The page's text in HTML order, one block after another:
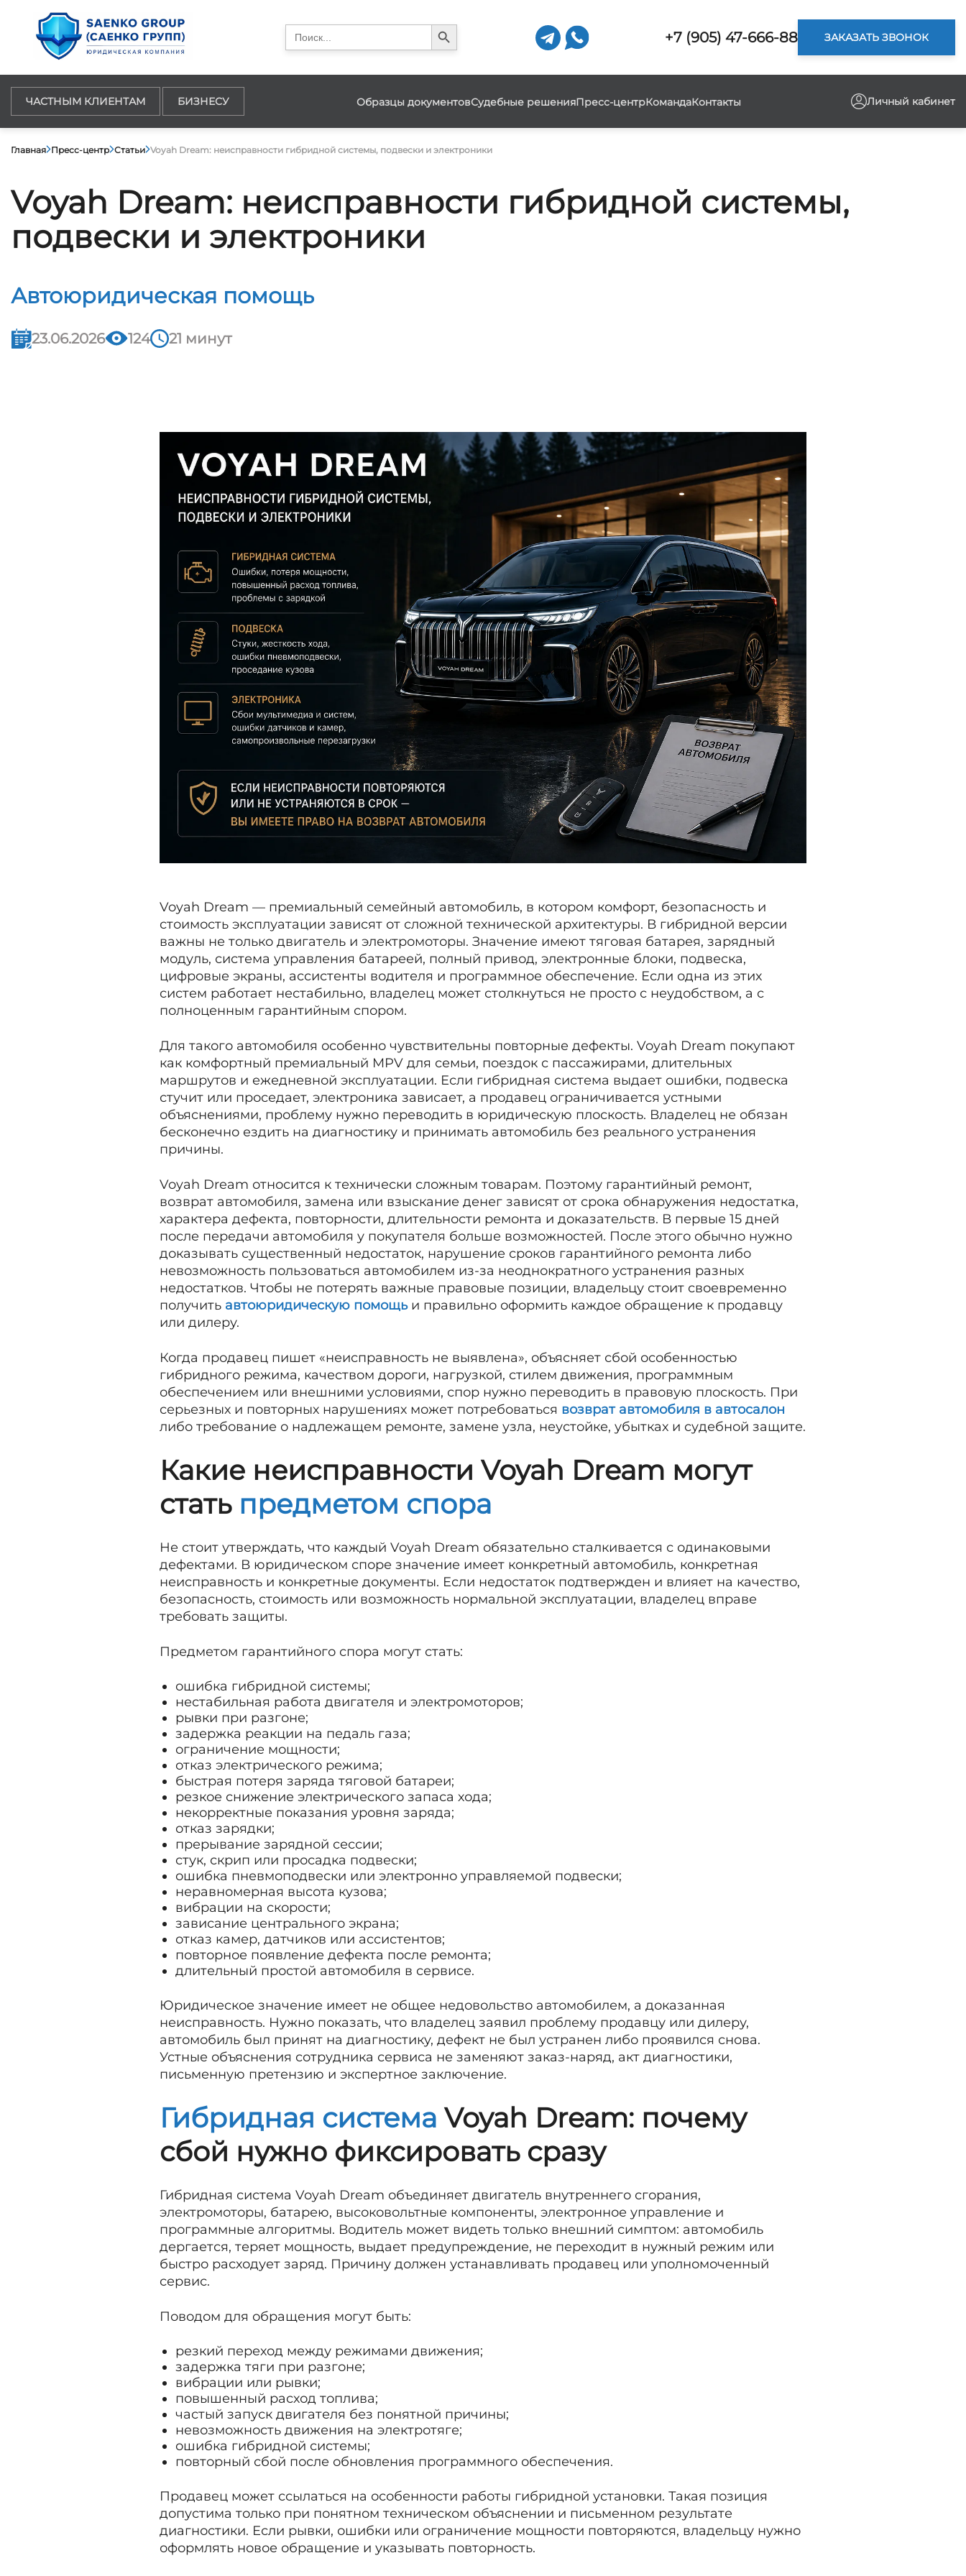
Search
for:
Search Button
+7 (905) 47-666-88 ЗАКАЗАТЬ ЗВОНОК
ЧАСТНЫМ КЛИЕНТАМ БИЗНЕСУ Образцы документовСудебные решенияПресс-центрКомандаКонтакты Личный кабинет
Главная Пресс-центр Статьи Voyah Dream: неисправности гибридной системы, подвески и электроники
Voyah Dream: неисправности гибридной системы,
подвески и электроники
Автоюридическая помощь
23.06.2026 124 21 минут
Voyah Dream — премиальный семейный автомобиль, в котором комфорт, безопасность и
стоимость эксплуатации зависят от сложной технической архитектуры. В гибридной версии
важны не только двигатель и электромоторы. Значение имеют тяговая батарея, зарядный
модуль, система управления батареей, полный привод, электронные блоки, подвеска,
цифровые экраны, ассистенты водителя и программное обеспечение. Если одна из этих
систем работает нестабильно, владелец может столкнуться не просто с неудобством, а с
полноценным гарантийным спором.
Для такого автомобиля особенно чувствительны повторные дефекты. Voyah Dream покупают
как комфортный премиальный MPV для семьи, поездок с пассажирами, длительных
маршрутов и ежедневной эксплуатации. Если гибридная система выдает ошибки, подвеска
стучит или проседает, электроника зависает, а продавец ограничивается устными
объяснениями, проблему нужно переводить в юридическую плоскость. Владелец не обязан
бесконечно ездить на диагностику и принимать автомобиль без реального устранения
причины.
Voyah Dream относится к технически сложным товарам. Поэтому гарантийный ремонт,
возврат автомобиля, замена или взыскание денег зависят от срока обнаружения недостатка,
характера дефекта, повторности, длительности ремонта и доказательств. В первые 15 дней
после передачи автомобиля у покупателя больше возможностей. После этого обычно нужно
доказывать существенный недостаток, нарушение сроков гарантийного ремонта либо
невозможность пользоваться автомобилем из-за неоднократного устранения разных
недостатков. Чтобы не потерять важные правовые позиции, владельцу стоит своевременно
получить автоюридическую помощьи правильно оформить каждое обращение к продавцу
или дилеру.
Когда продавец пишет «неисправность не выявлена», объясняет сбой особенностью
гибридного режима, качеством дороги, нагрузкой, стилем движения, программным
обеспечением или внешними условиями, спор нужно переводить в правовую плоскость. При
серьезных и повторных нарушениях может потребоваться возврат автомобиля в автосалон
либо требование о надлежащем ремонте, замене узла, неустойке, убытках и судебной защите.
Какие неисправности Voyah Dream могут
стать предметом спора
Не стоит утверждать, что каждый Voyah Dream обязательно сталкивается с одинаковыми
дефектами. В юридическом споре значение имеет конкретный автомобиль, конкретная
неисправность и конкретные документы. Если недостаток подтвержден и влияет на качество,
безопасность, стоимость или возможность нормальной эксплуатации, владелец вправе
требовать защиты.
Предметом гарантийного спора могут стать:
ошибка гибридной системы;
нестабильная работа двигателя и электромоторов;
рывки при разгоне;
задержка реакции на педаль газа;
ограничение мощности;
отказ электрического режима;
быстрая потеря заряда тяговой батареи;
резкое снижение электрического запаса хода;
некорректные показания уровня заряда;
отказ зарядки;
прерывание зарядной сессии;
стук, скрип или просадка подвески;
ошибка пневмоподвески или электронно управляемой подвески;
неравномерная высота кузова;
вибрации на скорости;
зависание центрального экрана;
отказ камер, датчиков или ассистентов;
повторное появление дефекта после ремонта;
длительный простой автомобиля в сервисе.
Юридическое значение имеет не общее недовольство автомобилем, а доказанная
неисправность. Нужно показать, что владелец заявил проблему продавцу или дилеру,
автомобиль был принят на диагностику, дефект не был устранен либо проявился снова.
Устные объяснения сотрудника сервиса не заменяют заказ-наряд, акт диагностики,
письменную претензию и экспертное заключение.
Гибридная система Voyah Dream: почему
сбой нужно фиксировать сразу
Гибридная система Voyah Dream объединяет двигатель внутреннего сгорания,
электромоторы, батарею, высоковольтные компоненты, электронное управление и
программные алгоритмы. Водитель может видеть только внешний симптом: автомобиль
дергается, теряет мощность, выдает предупреждение, не переходит в нужный режим или
быстро расходует заряд. Причину должен устанавливать продавец или уполномоченный
сервис.
Поводом для обращения могут быть:
резкий переход между режимами движения;
задержка тяги при разгоне;
вибрации или рывки;
повышенный расход топлива;
частый запуск двигателя без понятной причины;
невозможность движения на электротяге;
ошибка гибридной системы;
повторный сбой после обновления программного обеспечения.
Продавец может ссылаться на особенности работы гибридной установки. Такая позиция
допустима только при понятном техническом объяснении и письменном результате
диагностики. Если рывки, ошибки или ограничение мощности повторяются, владельцу нужно
оформлять новое обращение и указывать повторность.